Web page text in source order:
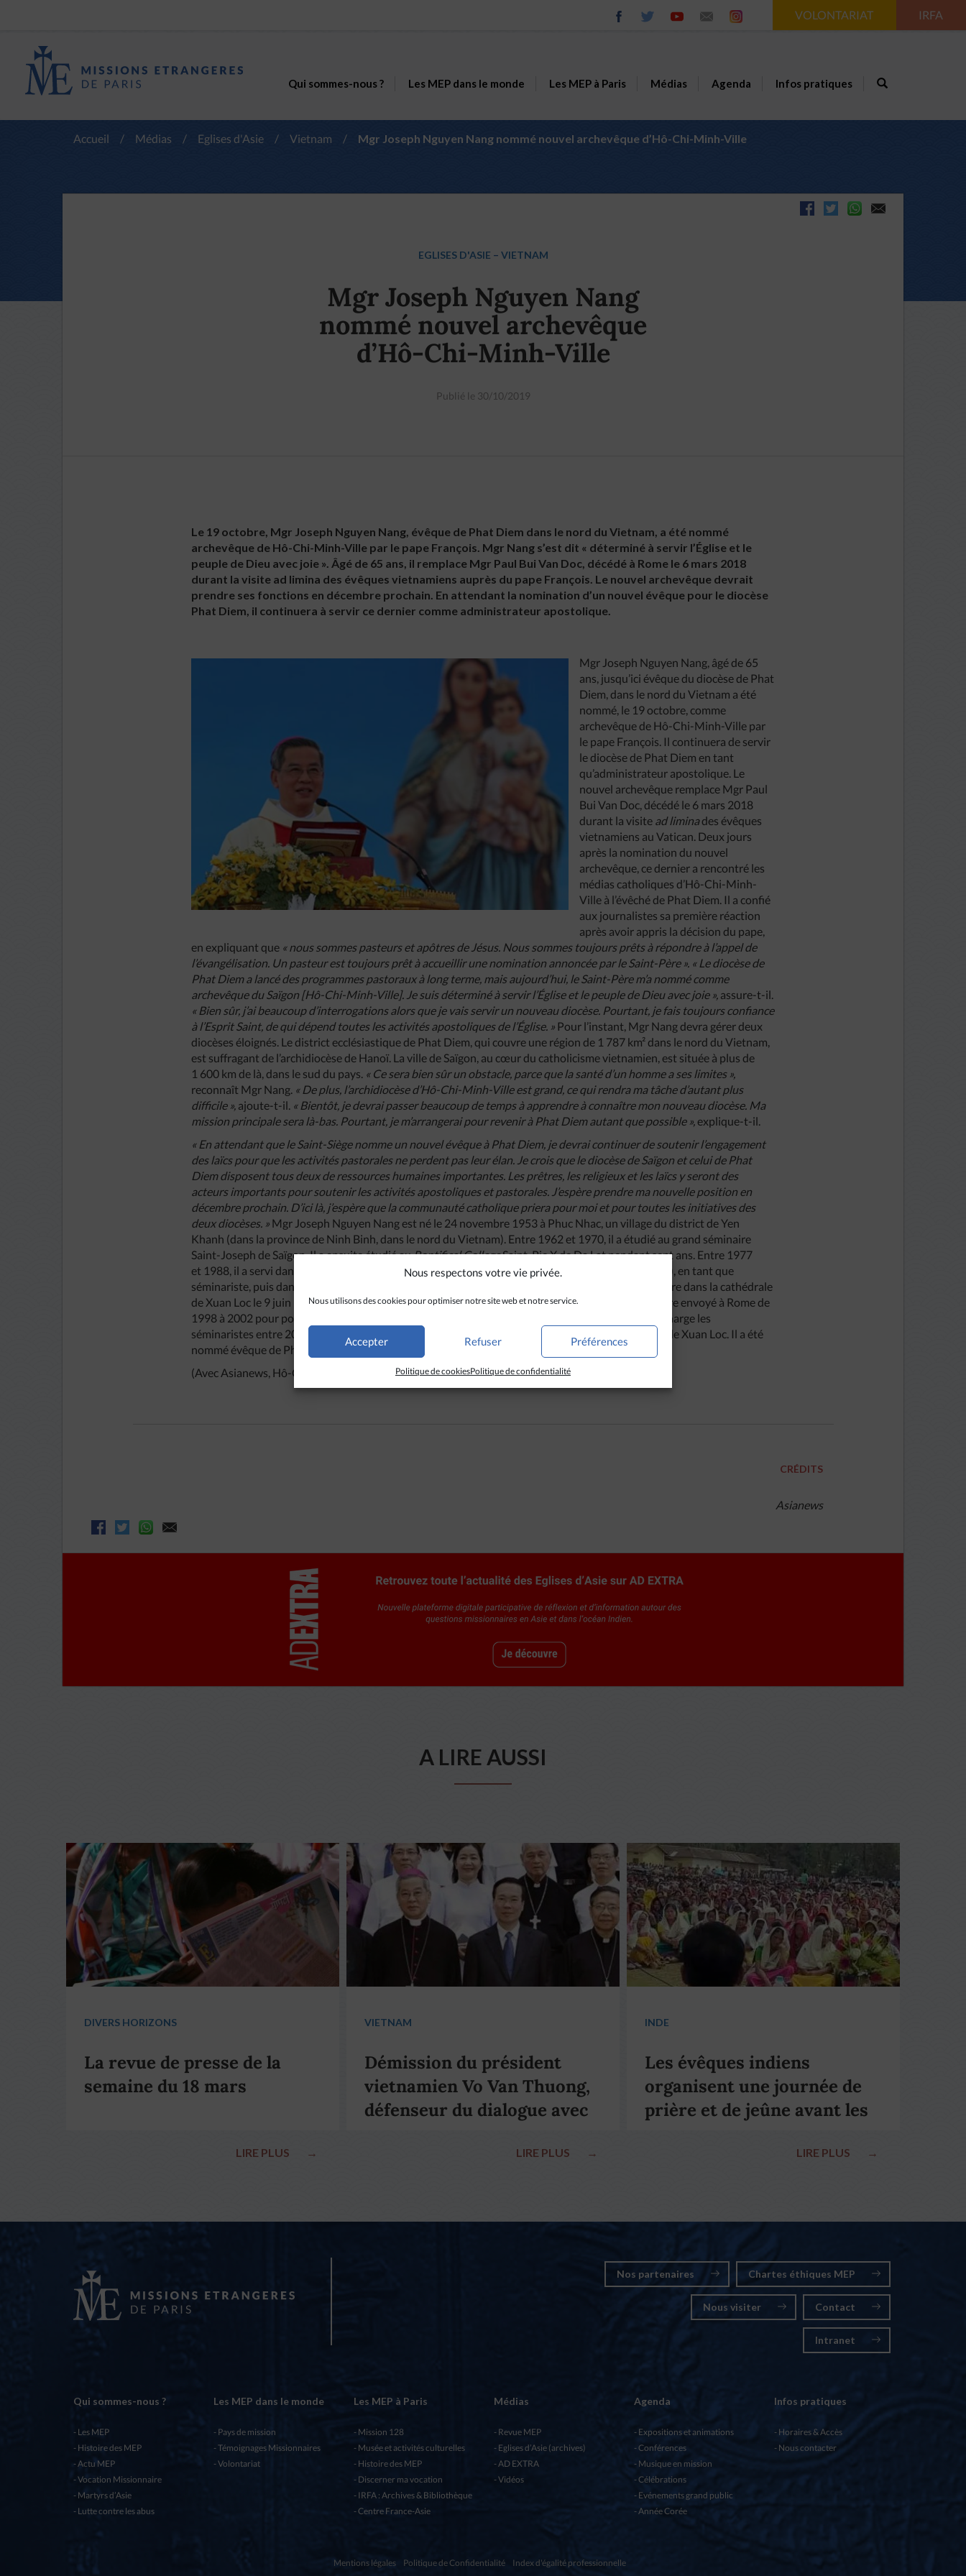
Nous respectons votre vie privée.
Nous utilisons des cookies pour optimiser notre site web et notre service.
Accepter Refuser Préférences
Politique de cookiesPolitique de confidentialité
VOLONTARIAT IRFA
Qui sommes-nous ? Les MEP dans le monde Les MEP à Paris Médias Agenda Infos pratiques
Accueil / Médias / Eglises d'Asie / Vietnam / Mgr Joseph Nguyen Nang nommé nouvel archevêque d’Hô-Chi-Minh-Ville
EGLISES D'ASIE – VIETNAM
Mgr Joseph Nguyen Nang
nommé nouvel archevêque
d’Hô-Chi-Minh-Ville
Publié le 30/10/2019
Le 19 octobre, Mgr Joseph Nguyen Nang, évêque de Phat Diem dans le nord du Vietnam, a été nommé
archevêque de Hô-Chi-Minh-Ville par le pape François. Mgr Nang s’est dit « déterminé à servir l’Église et le
peuple de Dieu avec joie ». Âgé de 65 ans, il remplace Mgr Paul Bui Van Doc, décédé à Rome le 6 mars 2018
durant la visite ad limina des évêques vietnamiens auprès du pape François. Le nouvel archevêque devrait
prendre ses fonctions en décembre prochain. En attendant la nomination d’un nouvel évêque pour le diocèse
Phat Diem, il continuera à servir ce dernier comme administrateur apostolique.
Mgr Joseph Nguyen Nang, âgé de 65
ans, jusqu’ici évêque du diocèse de Phat
Diem, dans le nord du Vietnam a été
nommé, le 19 octobre, comme
archevêque de Hô-Chi-Minh-Ville par
le pape François. Il continuera de servir
le diocèse de Phat Diem en tant
qu’administrateur apostolique. Le
nouvel archevêque remplace Mgr Paul
Bui Van Doc, décédé le 6 mars 2018
durant la visite ad liminades évêques
vietnamiens au Vatican. Deux jours
après la nomination du nouvel
archevêque, ce dernier a rencontré les
médias catholiques d’Hô-Chi-Minh-
Ville à l’évêché de Phat Diem. Il a confié
aux journalistes sa première réaction
après avoir appris la décision du pape,
en expliquant que « nous sommes pasteurs et apôtres de Jésus. Nous sommes toujours prêts à répondre à l’appel de
l’évangélisation. Un pasteur est toujours prêt à accueillir une nomination annoncée par le Saint-Père ». « Le diocèse de
Phat Diem a lancé des programmes pastoraux à long terme, mais aujourd’hui, le Saint-Père m’a nommé comme
archevêque du Saïgon [Hô-Chi-Minh-Ville]. Je suis déterminé à servir l’Église et le peuple de Dieu avec joie », assure-t-il.
« Bien sûr, j’ai beaucoup d’interrogations alors que je vais servir un nouveau diocèse. Pourtant, je fais toujours confiance
à l’Esprit Saint, de qui dépend toutes les activités apostoliques de l’Église. » Pour l’instant, Mgr Nang devra gérer deux
diocèses éloignés. Le district ecclésiastique de Phat Diem, qui couvre une région de 1 787 km² dans le nord du Vietnam,
est suffragant de l’archidiocèse de Hanoï. La ville de Saïgon, au cœur du catholicisme vietnamien, est située à plus de
1 600 km de là, dans le sud du pays. « Ce sera bien sûr un obstacle, parce que la santé d’un homme a ses limites »,
reconnaît Mgr Nang. « De plus, l’archidiocèse d’Hô-Chi-Minh-Ville est grand, ce qui rendra ma tâche d’autant plus
difficile », ajoute-t-il. « Bientôt, je devrai passer beaucoup de temps à apprendre à connaître mon nouveau diocèse. Ma
mission principale sera là-bas. Pourtant, je m’arrangerai pour revenir à Phat Diem autant que possible », explique-t-il.
« En attendant que le Saint-Siège nomme un nouvel évêque à Phat Diem, je devrai continuer de soutenir l’engagement
des laïcs pour que les activités pastorales ne perdent pas leur élan. Je crois que le diocèse de Saïgon et celui de Phat
Diem disposent tous deux de ressources humaines importantes. Les prêtres, les religieux et les laïcs y seront des
acteurs importants pour soutenir les activités apostoliques et pastorales. J’espère prendre ma nouvelle position en
décembre prochain. D’ici là, j’espère que la communauté catholique priera pour moi et pour toutes les initiatives des
deux diocèses. » Mgr Joseph Nguyen Nang est né le 24 novembre 1953 à Phuc Nhac, un village du district de Yen
Khanh (dans la province de Ninh Binh, dans le nord du Vietnam). Entre 1962 et 1970, il a étudié au grand séminaire
Saint-Joseph de Saïgon. Il a ensuite étudié auPontifical CollegeSaint-Pie X de Da Lat pendant sept ans. Entre 1977
et 1988, il a servi dans la paroisse de Bach Lam, dans le diocèse de Xuan Loc (province de Dong Nai), en tant que
séminariste, puis dans la paroisse de Thuan Hoa, à Bien Hoa, durant deux ans. Il a été ordonné prêtre dans la cathédrale
de Xuan Loc le 9 juin 1990. Il a été vicaire de la paroisse de Thuan Hoa pendant huit ans, avant d’être envoyé à Rome de
1998 à 2002 pour poursuivre ses études. Il est ensuite revenu dans son diocèse pour prendre en charge les
séminaristes entre 2003 et 2005. Il a ensuite été nommé recteur du grand séminaire Saint Joseph de Xuan Loc. Il a été
nommé évêque de Phat Diem le 25 juillet 2009 par le pape Benoît XVI.
(Avec Asianews, Hô-Chi-Minh-Ville)
CRÉDITS
Asianews
A LIRE AUSSI
DIVERS HORIZONS
La revue de presse de la
semaine du 18 mars
LIRE PLUS →
VIETNAM
Démission du président
vietnamien Vo Van Thuong,
défenseur du dialogue avec
LIRE PLUS →
INDE
Les évêques indiens
organisent une journée de
prière et de jeûne avant les
LIRE PLUS →
Nos partenaires Chartes éthiques MEP
Nous visiter Contact
Intranet
Qui sommes-nous ?
Les MEP
Histoire des MEP
Actu MEP
Vocation Missionnaire
Martyrs d’Asie
Lutte contre les abus
Les MEP dans le monde
Pays de mission
Témoignages Missionnaires
Volontariat
Les MEP à Paris
Mission 128
Musée et activités culturelles
Histoire des MEP
Discerner ma vocation
IRFA : Archives & Bibliothèque
Centre France-Asie
Médias
Revue MEP
Eglises d’Asie (archives)
AD EXTRA
Vidéos
Agenda
Expositions et animations
Conférences
Musique en mission
Célébrations
Evénements grand public
Année Corée
Infos pratiques
Horaires & Accès
Nous contacter
Mentions légales Politique de Confidentialité Index d'égalité professionnelle